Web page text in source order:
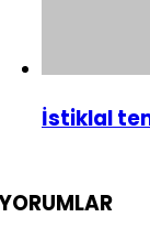
İstiklal